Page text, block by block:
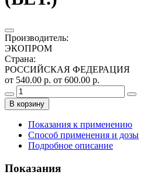
Производитель:
ЭКОПРОМ
Страна:
РОССИЙСКАЯ ФЕДЕРАЦИЯ
от 540.00 р. от 600.00 р.
В корзину
Показания к применению
Способ применения и дозы
Подробное описание
Показания